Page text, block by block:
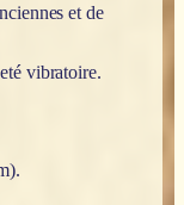
et de
vibratoire.